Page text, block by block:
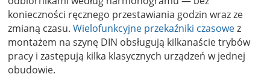
konieczności ręcznego przestawiania godzin wraz ze
zmianą czasu. Wielofunkcyjne przekaźniki czasowez
montażem na szynę DIN obsługują kilkanaście trybów
pracy i zastępują kilka klasycznych urządzeń w jednej
obudowie.